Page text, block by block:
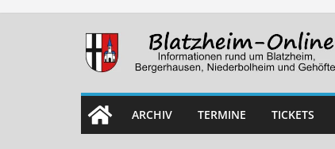
Skip
ARCHIV TERMINE TICKETS